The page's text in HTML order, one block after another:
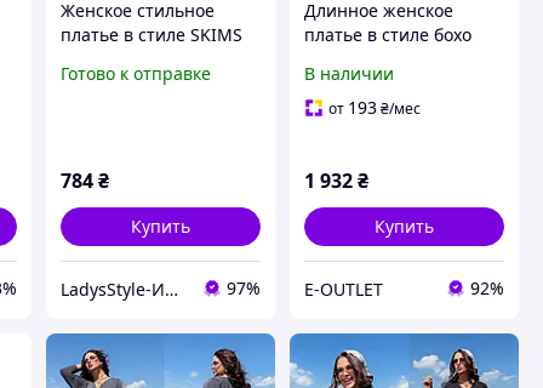
Женское стильное
платье в стиле SKIMS
и шоколад Мод 585
Готово к отправке
784 ₴
Купить
LadysStyle-Интернет магазин женской одежды 97%
Длинное женское
платье в стиле бохо
батал Стильное макси
платье-рубашка с
В наличии
от 193₴/мес
1 932₴
Купить
E-OUTLET 92%